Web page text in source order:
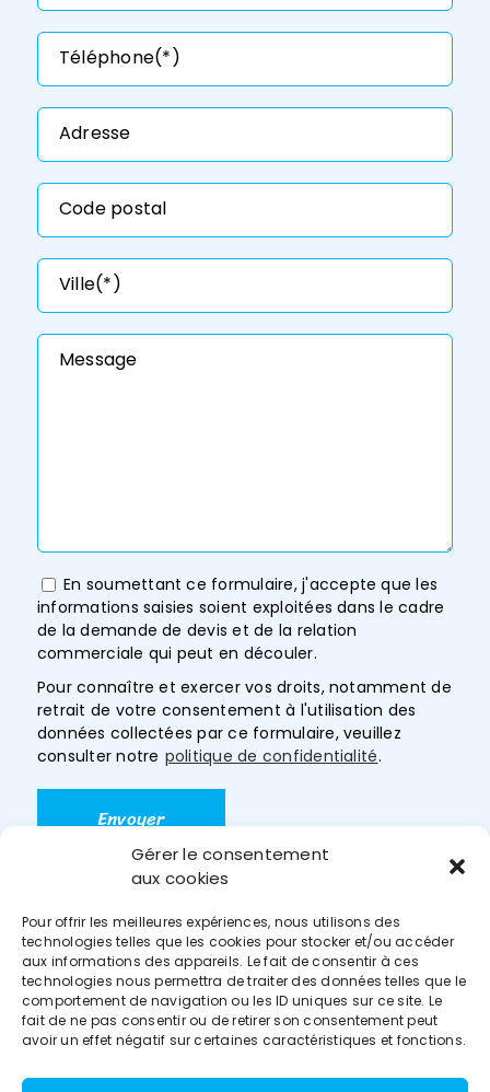
Gérer le consentement
aux cookies
Pour offrir les meilleures expériences, nous utilisons des
technologies telles que les cookies pour stocker et/ou accéder
aux informations des appareils. Le fait de consentir à ces
technologies nous permettra de traiter des données telles que le
comportement de navigation ou les ID uniques sur ce site. Le
fait de ne pas consentir ou de retirer son consentement peut
avoir un effet négatif sur certaines caractéristiques et fonctions.
Téléphone(*)
Adresse
Code postal
Ville(*)
Message
En soumettant ce formulaire, j'accepte que les
informations saisies soient exploitées dans le cadre
de la demande de devis et de la relation
commerciale qui peut en découler.
Pour connaître et exercer vos droits, notamment de
retrait de votre consentement à l'utilisation des
données collectées par ce formulaire, veuillez
consulter notre politique de confidentialité.
Menu
Accueil
Prestations
Contact